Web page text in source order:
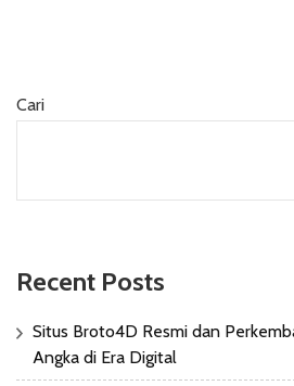
Cari
Recent Posts
Situs Broto4D Resmi dan
Angka di Era Digital